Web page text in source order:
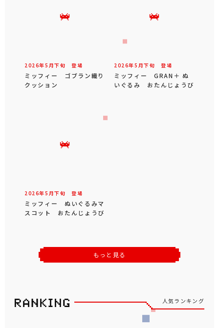
2026年5 月下旬 登場
ミッフィー ゴブラン織り
クッション
2026年5 月下旬 登場
ミッフィー GRAN＋ ぬ
いぐるみ おたんじょうび
2026年5 月下旬 登場
ミッフィー ぬいぐるみマ
スコット おたんじょうび
もっと見る
人気ランキング